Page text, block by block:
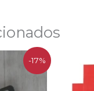
-17%